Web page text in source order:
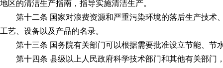
地区的清洁生产指南，指导实施清洁生产。
第十二条 国家对浪费资源和严重污染环境的落后生产技术
工艺、设备以及产品的名录。
第十三条 国务院有关部门可以根据需要批准设立节能、节
第十四条 县级以上人民政府科学技术部门和其他有关部门